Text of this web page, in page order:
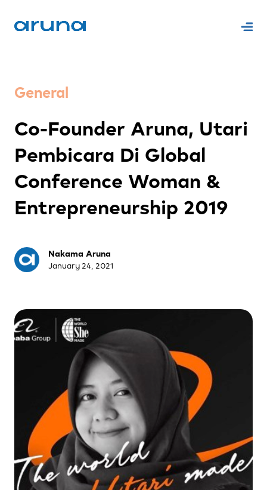
General
Co-Founder Aruna, Utari
Pembicara Di Global
Conference Woman &
Entrepreneurship 2019
Nakama Aruna
January 24, 2021